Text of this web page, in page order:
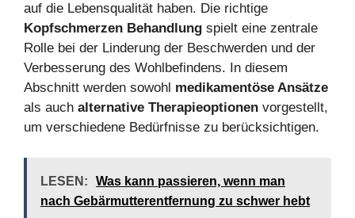
auf die Lebensqualität haben. Die richtige
Kopfschmerzen Behandlung spielt eine zentrale
Rolle bei der Linderung der Beschwerden und der
Verbesserung des Wohlbefindens. In diesem
Abschnitt werden sowohl medikamentöse Ansätze
als auch alternative Therapieoptionen vorgestellt,
um verschiedene Bedürfnisse zu berücksichtigen.
LESEN:
Was kann passieren, wenn man
nach Gebärmutterentfernung zu schwer hebt